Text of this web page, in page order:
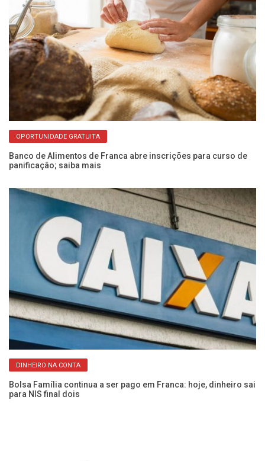
OPORTUNIDADE GRATUITA
Banco de Alimentos de Franca abre inscrições para curso de
panificação; saiba mais
DINHEIRO NA CONTA
Bolsa Família continua a ser pago em Franca: hoje, dinheiro sai
para NIS final dois